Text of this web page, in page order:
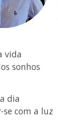
vida
sonhos
dia
se com a luz